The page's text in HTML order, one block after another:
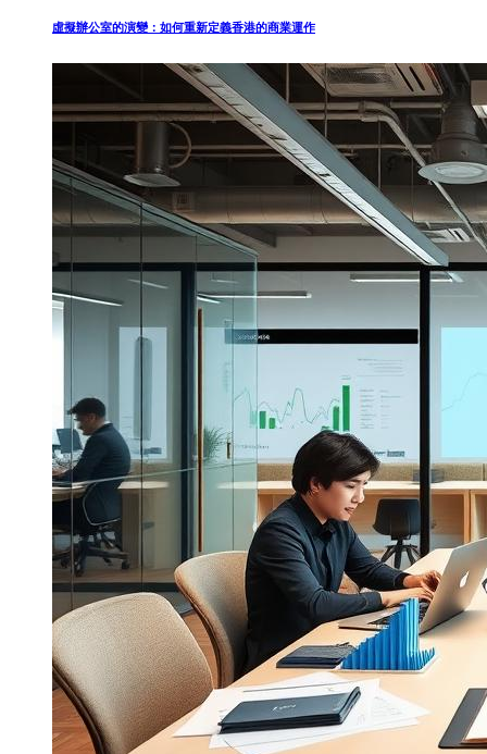
虛擬辦公室的演變：如何重新定義香港的商業運作